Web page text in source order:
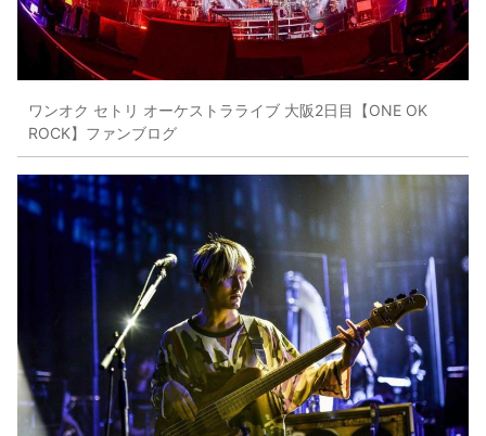
ワンオク セトリ オーケストラライブ 大阪2日目【ONE OK
ROCK】ファンブログ